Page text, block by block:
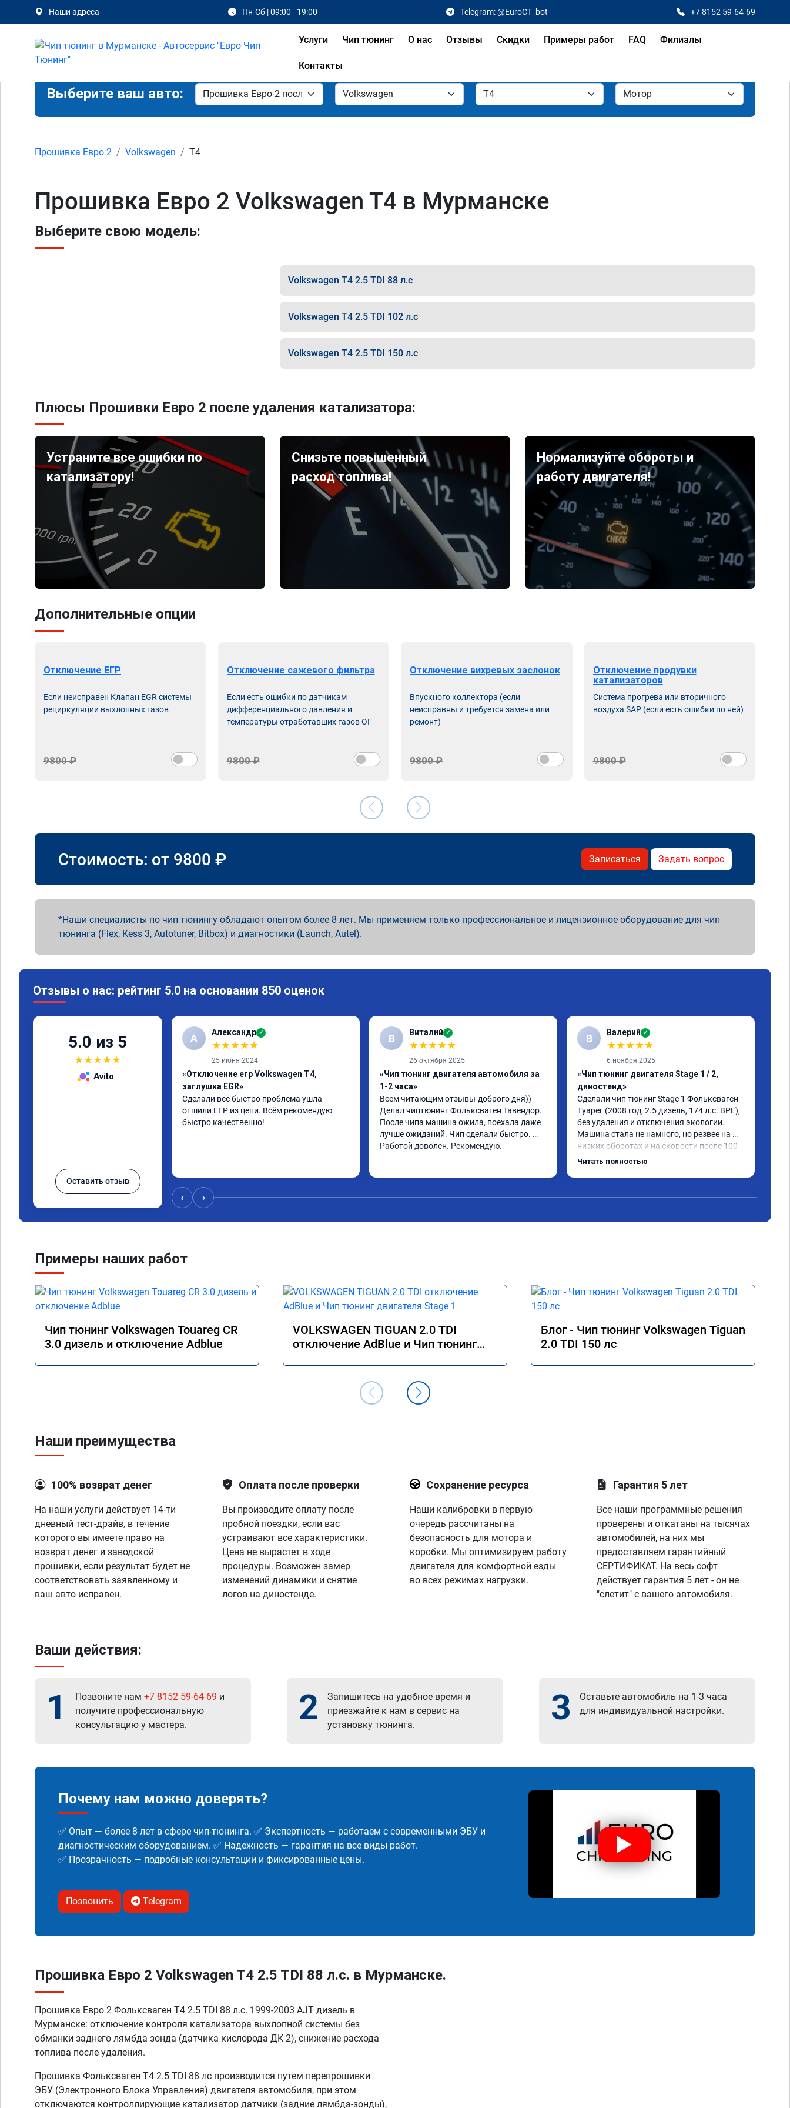
Наши адреса Пн-Сб | 09:00 - 19:00 Telegram: @EuroCT_bot +7 8152 59-64-69
Услуги Чип тюнинг О нас Отзывы Скидки Примеры работ FAQ Филиалы
Контакты
Выберите ваш авто:
Прошивка Евро 2 Volkswagen T4
Прошивка Евро 2 Volkswagen T4 в Мурманске
Выберите свою модель:
Volkswagen T4 2.5 TDI 88 л.с
Volkswagen T4 2.5 TDI 102 л.с
Volkswagen T4 2.5 TDI 150 л.с
Плюсы Прошивки Евро 2 после удаления катализатора:
Устраните все ошибки по
катализатору!
Снизьте повышенный
расход топлива!
Нормализуйте обороты и
работу двигателя!
Дополнительные опции
Отключение ЕГР
Если неисправен Клапан EGR системы
рециркуляции выхлопных газов
9800 ₽
Отключение сажевого фильтра
Если есть ошибки по датчикам
дифференциального давления и
температуры отработавших газов ОГ
9800 ₽
Отключение вихревых заслонок
Впускного коллектора (если
неисправны и требуется замена или
ремонт)
9800 ₽
Отключение продувки
катализаторов
Система прогрева или вторичного
воздуха SAP (если есть ошибки по ней)
9800 ₽
Стоимость: от 9800 ₽ Записаться Задать вопрос
Наши специалисты по чип тюнингу обладают опытом более 8 лет. Мы применяем только профессиональное и лицензионное оборудование для чип
тюнинга (Flex, Kess 3, Autotuner, Bitbox) и диагностики (Launch, Autel).
Отзывы о нас: рейтинг 5.0 на основании 850 оценок
5.0 из 5
★★★★★
Avito
Оставить отзыв
А Александр ✓
★★★★★
25 июня 2024
«Отключение егр Volkswagen T4,
заглушка EGR»
Сделали всё быстро проблема ушла
отшили ЕГР из цепи. Всём рекомендую
быстро качественно!
В Виталий ✓
★★★★★
26 октября 2025
«Чип тюнинг двигателя автомобиля за
1-2 часа»
Всем читающим отзывы-доброго дня))
Делал чиптюнинг Фольксваген Тавендор.
После чипа машина ожила, поехала даже
лучше ожиданий. Чип сделали быстро.
Работой доволен. Рекомендую.
В Валерий ✓
★★★★★
6 ноября 2025
«Чип тюнинг двигателя Stage 1 / 2,
диностенд»
Сделали чип тюнинг Stage 1 Фольксваген
Туарег (2008 год, 2.5 дизель, 174 л.с. BPE),
без удаления и отключения экологии.
Машина стала не намного, но резвее на
низких оборотах и на скорости после 100
км/ч при обгонах.
Читать полностью
‹ ›
Примеры наших работ
Чип тюнинг Volkswagen Touareg CR
3.0 дизель и отключение Adblue
VOLKSWAGEN TIGUAN 2.0 TDI
отключение AdBlue и Чип тюнинг
Блог - Чип тюнинг Volkswagen Tiguan
2.0 TDI 150 лс
Наши преимущества
100% возврат денег
На наши услуги действует 14-ти
дневный тест-драйв, в течение
которого вы имеете право на
возврат денег и заводской
прошивки, если результат будет не
соответствовать заявленному и
ваш авто исправен.
Оплата после проверки
Вы производите оплату после
пробной поездки, если вас
устраивают все характеристики.
Цена не вырастет в ходе
процедуры. Возможен замер
изменений динамики и снятие
логов на диностенде.
Сохранение ресурса
Наши калибровки в первую
очередь рассчитаны на
безопасность для мотора и
коробки. Мы оптимизируем работу
двигателя для комфортной езды
во всех режимах нагрузки.
Гарантия 5 лет
Все наши программные решения
проверены и откатаны на тысячах
автомобилей, на них мы
предоставляем гарантийный
СЕРТИФИКАТ. На весь софт
действует гарантия 5 лет - он не
"слетит" с вашего автомобиля.
Ваши действия:
1 Позвоните нам +7 8152 59-64-69 и
получите профессиональную
консультацию у мастера.
2
Запишитесь на удобное время и
приезжайте к нам в сервис на
установку тюнинга.
3
Оставьте автомобиль на 1-3 часа
для индивидуальной настройки.
Почему нам можно доверять?
✅ Опыт — более 8 лет в сфере чип-тюнинга. ✅ Экспертность — работаем с современными ЭБУ и
диагностическим оборудованием. ✅ Надежность — гарантия на все виды работ.
✅ Прозрачность — подробные консультации и фиксированные цены.
Позвонить Telegram
Прошивка Евро 2 Volkswagen T4 2.5 TDI 88 л.с. в Мурманске.
Прошивка Евро 2 Фольксваген T4 2.5 TDI 88 л.с. 1999-2003 AJT дизель в
Мурманске: отключение контроля катализатора выхлопной системы без
обманки заднего лямбда зонда (датчика кислорода ДК 2), снижение расхода
топлива после удаления.
Прошивка Фольксваген Т4 2.5 TDI 88 лс производится путем перепрошивки
ЭБУ (Электронного Блока Управления) двигателя автомобиля, при этом
отключаются контроллирующие катализатор датчики (задние лямбда-зонды),